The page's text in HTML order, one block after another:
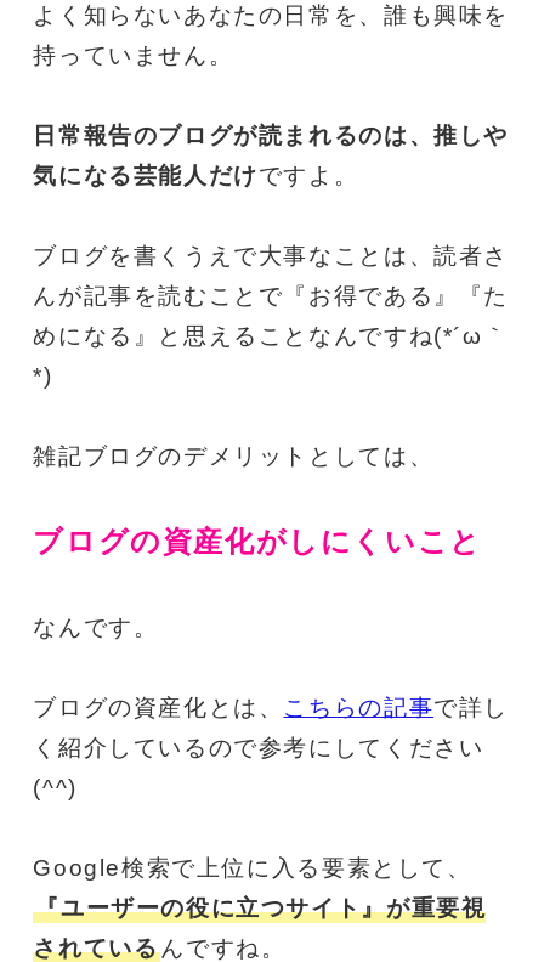
よく知らないあなたの日常を、誰も興味を
持っていません。
日常報告のブログが読まれるのは、推しや
気になる芸能人だけですよ。
ブログを書くうえで大事なことは、読者さ
んが記事を読むことで『お得である』『た
めになる』と思えることなんですね(*´ω｀
*)
雑記ブログのデメリットとしては、
ブログの資産化がしにくいこと
なんです。
ブログの資産化とは、 こちらの記事で詳し
く紹介しているので参考にしてください
(^^)
Google検索で上位に入る要素として、
『ユーザーの役に立つサイト』が重要視
されているんですね。